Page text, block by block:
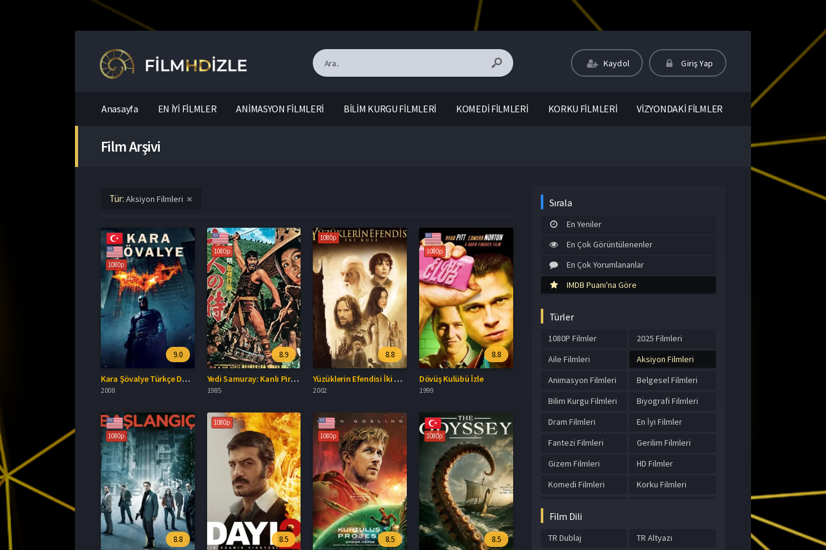
Kaydol Giriş Yap
Anasayfa EN İYİ FİLMLER ANİMASYON FİLMLERİ BİLİM KURGU FİLMLERİ KOMEDİ FİLMLERİ KORKU FİLMLERİ VİZYONDAKİ FİLMLER
Film Arşivi
Tür: Aksiyon Filmleri
1080p
9.0
Kara Şövalye Türkçe Dublaj İzle
2008
1080p
8.9
Yedi Samuray: Kanlı Pirinç Türkçe Dublaj İzle
1985
1080p
8.8
Yüzüklerin Efendisi İki Kule Türkçe Dublaj İzle
2002
1080p
8.8
Dövüş Kulübü İzle
1999
1080p
8.8
1080p
8.5
1080p
8.5
1080p
8.5
Sırala
En Yeniler
En Çok Görüntülenenler
En Çok Yorumlananlar
IMDB Puanı'na Göre
Türler
1080P Filmler
2025 Filmleri
Aile Filmleri
Aksiyon Filmleri
Animasyon Filmleri
Belgesel Filmleri
Bilim Kurgu Filmleri
Biyografi Filmleri
Dram Filmleri
En İyi Filmler
Fantezi Filmleri
Gerilim Filmleri
Gizem Filmleri
HD Filmler
Komedi Filmleri
Korku Filmleri
Film Dili
TR Dublaj TR Altyazı